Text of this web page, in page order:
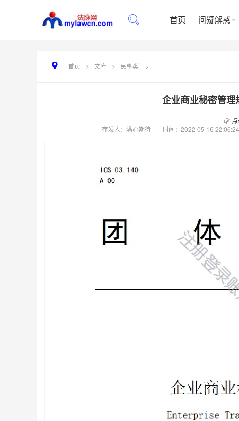
首页 问疑解惑
首页 > 文库 > 民事类 >
企业商业秘密管理
存发人：满心期待
时间： 2022-05-16 22:06:24